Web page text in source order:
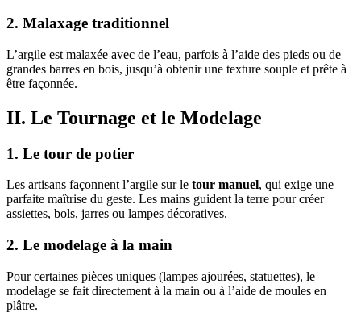
2. Malaxage traditionnel
L’argile est malaxée avec de l’eau, parfois à l’aide des pieds ou de
grandes barres en bois, jusqu’à obtenir une texture souple et prête à
être façonnée.
II. Le Tournage et le Modelage
1. Le tour de potier
Les artisans façonnent l’argile sur le tour manuel, qui exige une
parfaite maîtrise du geste. Les mains guident la terre pour créer
assiettes, bols, jarres ou lampes décoratives.
2. Le modelage à la main
Pour certaines pièces uniques (lampes ajourées, statuettes), le
modelage se fait directement à la main ou à l’aide de moules en
plâtre.